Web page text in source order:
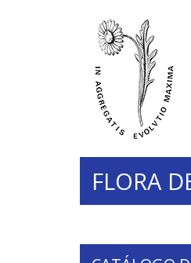
FLORA